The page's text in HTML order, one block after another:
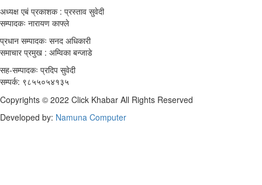
अध्यक्ष एबं प्रकाशक : प्रस्ताव सुवेदी
सम्पादकः नारायण काफ्ले
प्रधान सम्पादकः सनद अधिकारी
समाचार प्रमुख : अम्विका बन्जाडे
सह-सम्पादकः प्रदिप सुवेदी
सम्पर्क: ९८५५०५४१३५
Copyrights © 2022 Click Khabar All Rights Reserved
Developed by: Namuna Computer